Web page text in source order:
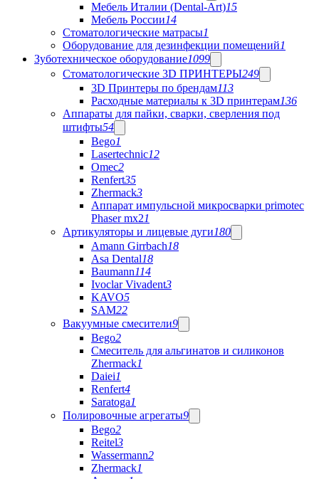
Мебель Италии (Dental-Art)15
Мебель России14
Стоматологические матрасы1
Оборудование для дезинфекции помещений1
Зуботехническое оборудование1099
Стоматологические 3D ПРИНТЕРЫ249
3D Принтеры по брендам113
Расходные материалы к 3D принтерам136
Аппараты для пайки, сварки, сверления под
штифты54
Bego1
Lasertechnic12
Omec2
Renfert35
Zhermack3
Аппарат импульсной микросварки primotec
Phaser mx21
Артикуляторы и лицевые дуги180
Amann Girrbach18
Asa Dental18
Baumann114
Ivoclar Vivadent3
KAVO5
SAM22
Вакуумные смесители9
Bego2
Cмеситель для альгинатов и силиконов
Zhermack1
Daiei1
Renfert4
Saratoga1
Полировочные агрегаты9
Bego2
Reitel3
Wassermann2
Zhermack1